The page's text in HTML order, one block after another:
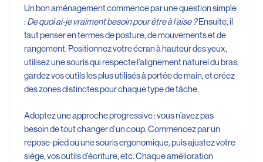
Un bon aménagement commence par une question simple
:De quoi ai-je vraiment besoin pour être à l’aise ?Ensuite, il
faut penser en termes de posture, de mouvements et de
rangement. Positionnez votre écran à hauteur des yeux,
utilisez une souris qui respecte l’alignement naturel du bras,
gardez vos outils les plus utilisés à portée de main, et créez
des zones distinctes pour chaque type de tâche.
Adoptez une approche progressive : vous n’avez pas
besoin de tout changer d’un coup. Commencez par un
repose-pied ou une souris ergonomique, puis ajustez votre
siège, vos outils d’écriture, etc. Chaque amélioration